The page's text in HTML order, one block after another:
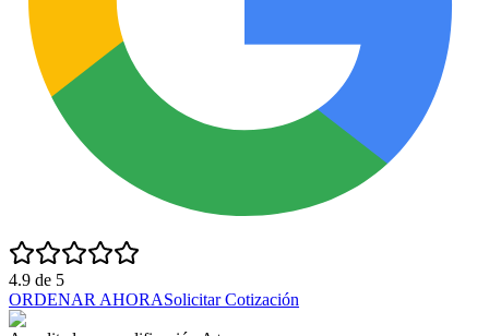
4.9 de 5
ORDENAR AHORASolicitar Cotización